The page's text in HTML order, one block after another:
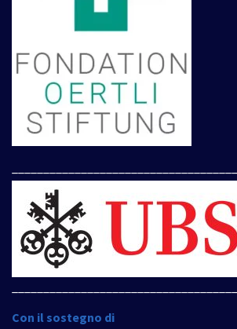
Con il sostegno di